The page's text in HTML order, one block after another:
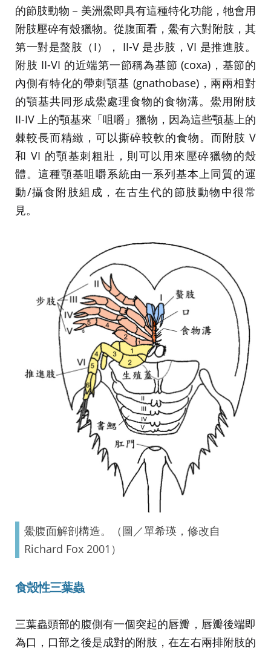
的節肢動物－美洲鱟即具有這種特化功能，牠會用
附肢壓碎有殼獵物。從腹面看，鱟有六對附肢，其
第一對是螯肢（I）， II-V 是步肢，VI 是推進肢。
附肢 II-VI 的近端第一節稱為基節 (coxa)，基節的
內側有特化的帶刺顎基 (gnathobase)，兩兩相對
的顎基共同形成鱟處理食物的食物溝。鱟用附肢
II-IV 上的顎基來「咀嚼」獵物，因為這些顎基上的
棘較長而精緻，可以撕碎較軟的食物。而附肢 V
和 VI 的顎基刺粗壯，則可以用來壓碎獵物的殼
體。這種顎基咀嚼系統由一系列基本上同質的運
動/攝食附肢組成，在古生代的節肢動物中很常
見。
鱟腹面解剖構造。（圖／單希瑛，修改自
Richard Fox 2001）
食殼性三葉蟲
三葉蟲頭部的腹側有一個突起的唇瓣，唇瓣後端即
為口，口部之後是成對的附肢，在左右兩排附肢的